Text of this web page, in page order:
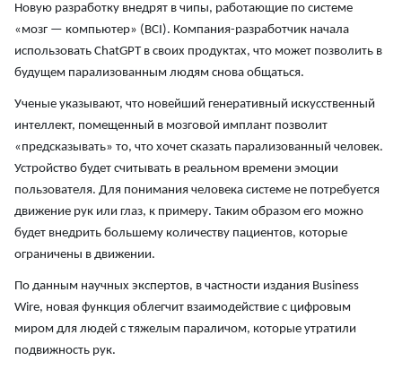
Новую разработку внедрят в чипы, работающие по системе
«мозг — компьютер» (BCI). Компания-разработчик начала
использовать ChatGPT в своих продуктах, что может позволить в
будущем парализованным людям снова общаться.
Ученые указывают, что новейший генеративный искусственный
интеллект, помещенный в мозговой имплант позволит
«предсказывать» то, что хочет сказать парализованный человек.
Устройство будет считывать в реальном времени эмоции
пользователя. Для понимания человека системе не потребуется
движение рук или глаз, к примеру. Таким образом его можно
будет внедрить большему количеству пациентов, которые
ограничены в движении.
По данным научных экспертов, в частности издания Business
Wire, новая функция облегчит взаимодействие с цифровым
миром для людей с тяжелым параличом, которые утратили
подвижность рук.